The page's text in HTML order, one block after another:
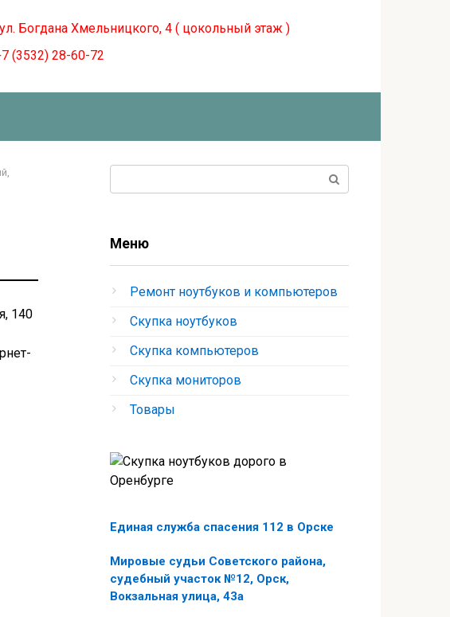
Богдана Хмельницкого, 4 ( цокольный этаж )
(3532) 28-60-72
140
Меню
Ремонт ноутбуков и компьютеров
Скупка ноутбуков
Скупка компьютеров
Скупка мониторов
Товары
Единая служба спасения 112 в Орске
Мировые судьи Советского района,
судебный участок №12, Орск,
Вокзальная улица, 43а